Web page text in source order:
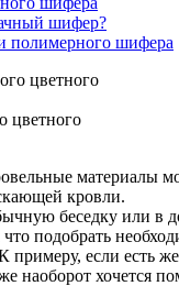
шифер?
полимерного шифера
цветного
материалы
кровли.
беседку или
подобрать
примеру, если есть
наоборот хочется